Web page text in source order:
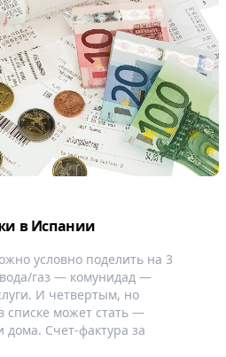
в Испании
условно поделить на 3
газ — комунидад —
И четвертым, но
списке может стать —
дома. Счет-фактура за